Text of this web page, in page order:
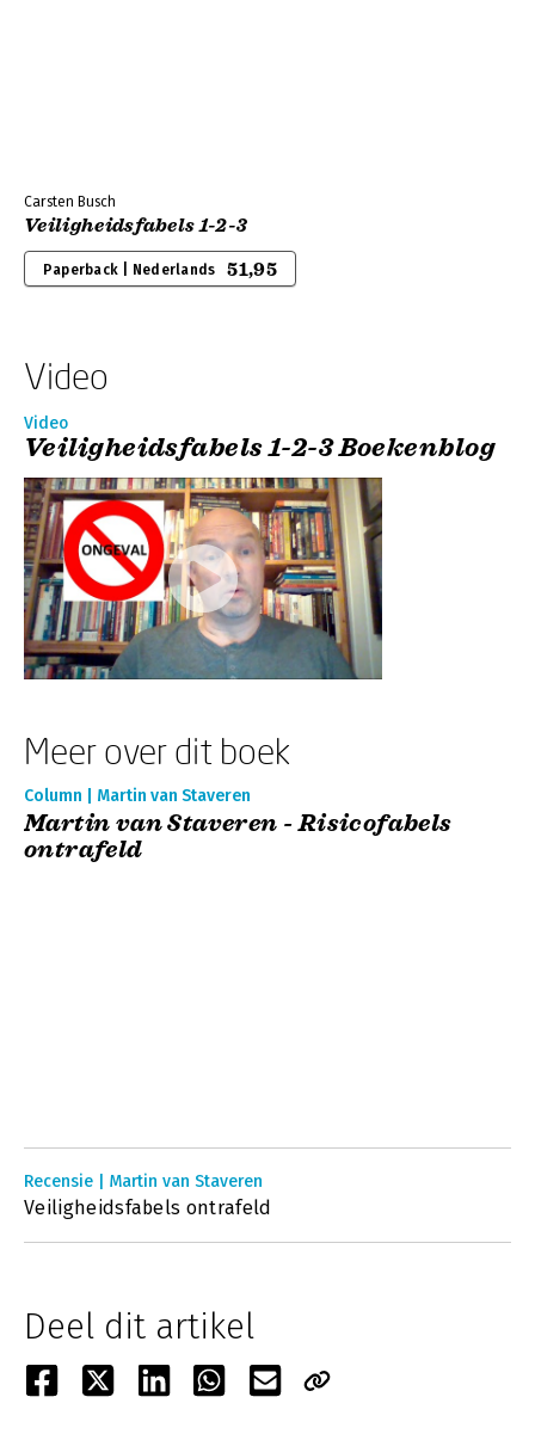
Carsten Busch
Veiligheidsfabels 1-2-3
Paperback | Nederlands 51,95
Video
Video
Veiligheidsfabels 1-2-3 Boekenblog
Meer over dit boek
Column | Martin van Staveren
Martin van Staveren - Risicofabels
ontrafeld
Recensie | Martin van Staveren
Veiligheidsfabels ontrafeld
Deel dit artikel